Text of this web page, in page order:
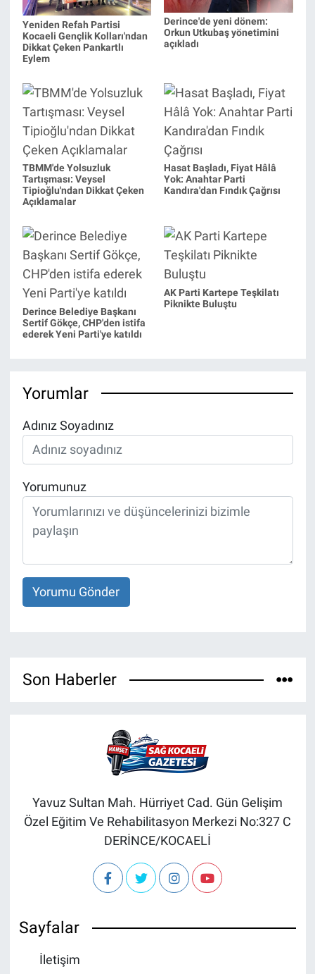
Yeniden Refah Partisi
Kocaeli Gençlik Kolları'ndan
Dikkat Çeken Pankartlı
Eylem
Derince'de yeni dönem:
Orkun Utkubaş yönetimini
açıkladı
TBMM'de Yolsuzluk
Tartışması: Veysel
Tipioğlu'ndan Dikkat Çeken
Açıklamalar
Hasat Başladı, Fiyat Hâlâ
Yok: Anahtar Parti
Kandıra'dan Fındık Çağrısı
Derince Belediye Başkanı
Sertif Gökçe, CHP'den istifa
ederek Yeni Parti'ye katıldı
AK Parti Kartepe Teşkilatı
Piknikte Buluştu
Yorumlar
Adınız Soyadınız
Yorumunuz
Yorumu Gönder
Son Haberler
Yavuz Sultan Mah. Hürriyet Cad. Gün Gelişim
Özel Eğitim Ve Rehabilitasyon Merkezi No:327 C
DERİNCE/KOCAELİ
Sayfalar
İletişim